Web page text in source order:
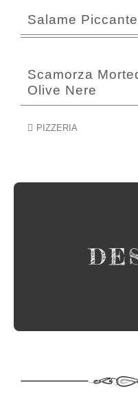
Salame Piccante
Scamorza
Olive Nere
PIZZERIA